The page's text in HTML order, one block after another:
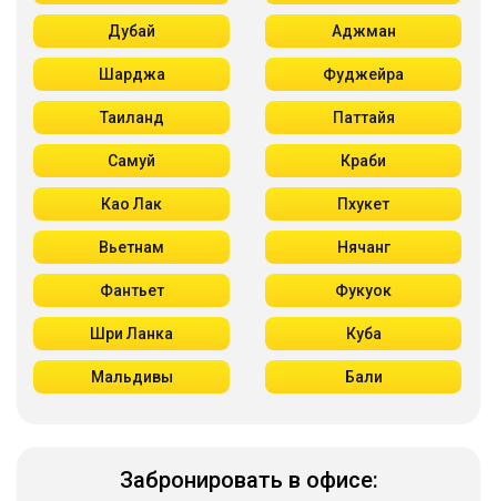
Дубай Аджман
Шарджа Фуджейра
Таиланд Паттайя
Самуй Краби
Као Лак Пхукет
Вьетнам Нячанг
Фантьет Фукуок
Шри Ланка Куба
Мальдивы Бали
Забронировать в офисе: